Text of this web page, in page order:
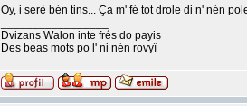
Oy, i serè bén tins... Ça m' fé tot drole di n' nén
Dvizans Walon inte frés do payis
Des beas mots po l' ni nén rovyî